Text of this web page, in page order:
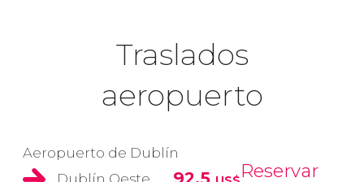
Traslados
aeropuerto
Aeropuerto de Dublín
Reservar